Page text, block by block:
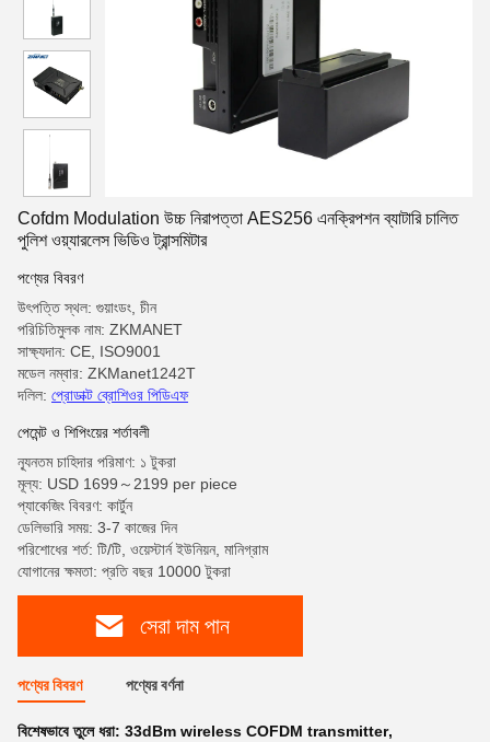
Cofdm Modulation উচ্চ নিরাপত্তা AES256 এনক্রিপশন ব্যাটারি চালিত
পুলিশ ওয়্যারলেস ভিডিও ট্রান্সমিটার
পণ্যের বিবরণ
উৎপত্তি স্থল: গুয়াংডং, চীন
পরিচিতিমুলক নাম: ZKMANET
সাক্ষ্যদান: CE, ISO9001
মডেল নম্বার: ZKManet1242T
দলিল: প্রোডাক্ট ব্রোশিওর পিডিএফ
পেমেন্ট ও শিপিংয়ের শর্তাবলী
ন্যূনতম চাহিদার পরিমাণ: ১ টুকরা
মূল্য: USD 1699～2199 per piece
প্যাকেজিং বিবরণ: কার্টুন
ডেলিভারি সময়: 3-7 কাজের দিন
পরিশোধের শর্ত: টি/টি, ওয়েস্টার্ন ইউনিয়ন, মানিগ্রাম
যোগানের ক্ষমতা: প্রতি বছর 10000 টুকরা
সেরা দাম পান
পণ্যের বিবরণ পণ্যের বর্ণনা
বিশেষভাবে তুলে ধরা: 33dBm wireless COFDM transmitter,